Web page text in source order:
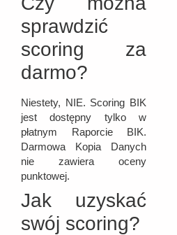
sprawdzić
scoring za
darmo?
Niestety, NIE. Scoring BIK
jest dostępny tylko w
płatnym Raporcie BIK.
Darmowa Kopia Danych
nie zawiera oceny
punktowej.
Jak uzyskać
swój scoring?